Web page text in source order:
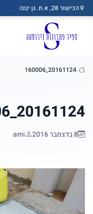
דלג לתוכן הראשי
הכישור 28, א.ת. גן יבנה
בית
/
20161124_160006
20161124_160006
8 בדצמבר 2016 ami